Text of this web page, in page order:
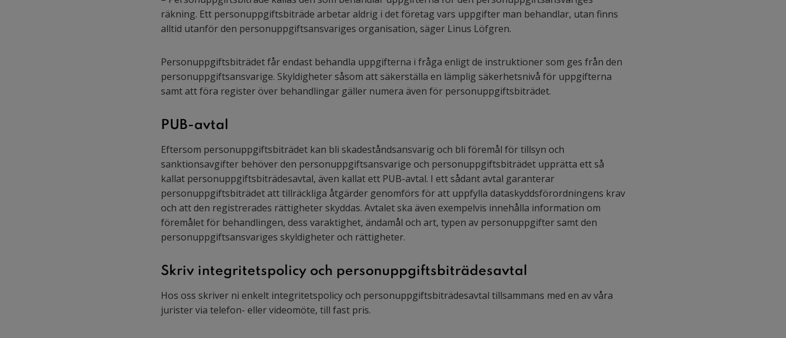
räkning. Ett personuppgiftsbiträde arbetar aldrig i det företag vars uppgifter man behandlar, utan finns
alltid utanför den personuppgiftsansvariges organisation, säger Linus Löfgren.
Personuppgiftsbiträdet får endast behandla uppgifterna i fråga enligt de instruktioner som ges från den
personuppgiftsansvarige. Skyldigheter såsom att säkerställa en lämplig säkerhetsnivå för uppgifterna
samt att föra register över behandlingar gäller numera även för personuppgiftsbiträdet.
PUB-avtal
Eftersom personuppgiftsbiträdet kan bli skadeståndsansvarig och bli föremål för tillsyn och
sanktionsavgifter behöver den personuppgiftsansvarige och personuppgiftsbiträdet upprätta ett så
kallat personuppgiftsbiträdesavtal, även kallat ett PUB-avtal. I ett sådant avtal garanterar
personuppgiftsbiträdet att tillräckliga åtgärder genomförs för att uppfylla dataskyddsförordningens krav
och att den registrerades rättigheter skyddas. Avtalet ska även exempelvis innehålla information om
föremålet för behandlingen, dess varaktighet, ändamål och art, typen av personuppgifter samt den
personuppgiftsansvariges skyldigheter och rättigheter.
Skriv integritetspolicy och personuppgiftsbiträdesavtal
Hos oss skriver ni enkelt integritetspolicy och personuppgiftsbiträdesavtal tillsammans med en av våra
jurister via telefon- eller videomöte, till fast pris.